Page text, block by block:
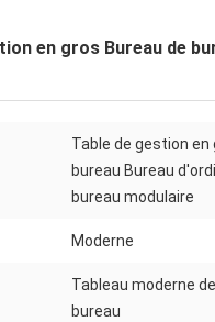
en gros Bureau de
Table de gestion en
bureau Bureau
bureau modulaire
Moderne
Tableau moderne
bureau